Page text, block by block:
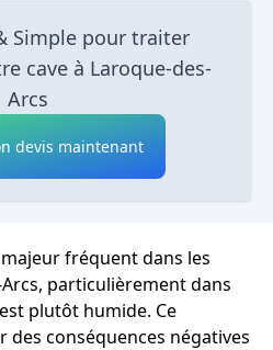
Simple pour traiter
cave à Laroque-des-
Arcs
devis maintenant
fréquent dans les
particulièrement dans
plutôt humide. Ce
des conséquences négatives